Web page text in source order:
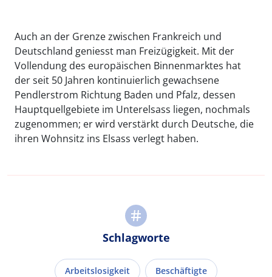
Auch an der Grenze zwischen Frankreich und
Deutschland geniesst man Freizügigkeit. Mit der
Vollendung des europäischen Binnenmarktes hat
der seit 50 Jahren kontinuierlich gewachsene
Pendlerstrom Richtung Baden und Pfalz, dessen
Hauptquellgebiete im Unterelsass liegen, nochmals
zugenommen; er wird verstärkt durch Deutsche, die
ihren Wohnsitz ins Elsass verlegt haben.
Schlagworte
Arbeitslosigkeit Beschäftigte